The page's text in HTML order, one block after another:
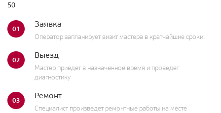
50
01 Заявка
Оператор запланирует визит мастера в кратчайшие сроки.
02 Выезд
Мастер приедет в назначенное время и проведет
диагностику
03 Ремонт
Специалист произведет ремонтные работы на месте